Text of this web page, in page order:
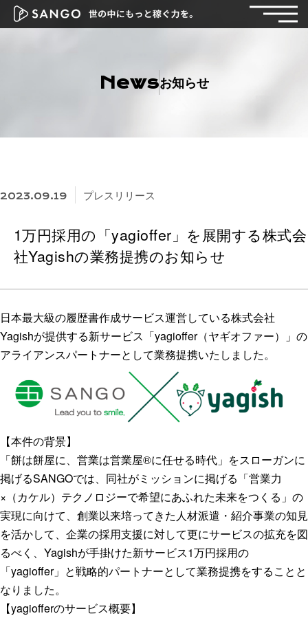
Newsお知らせ
2023.09.19 プレスリリース
1万円採用の「yagioffer」を展開する株式会
社Yagishの業務提携のお知らせ
日本最大級の履歴書作成サービス運営している株式会社
Yagishが提供する新サービス「yagioffer（ヤギオファー）」の
アライアンスパートナーとして業務提携いたしました。
【本件の背景】
「餅は餅屋に、営業は営業屋®に任せる時代」をスローガンに
掲げるSANGOでは、同社がミッションに掲げる「営業力
×（カケル）テクノロジーで希望にあふれた未来をつくる」の
実現に向けて、創業以来培ってきた人材派遣・紹介事業の知見
を活かして、企業の採用支援に対して更にサービスの拡充を図
るべく、Yagishが手掛けた新サービス1万円採用の
「yagioffer」と戦略的パートナーとして業務提携をすることと
なりました。
【yagiofferのサービス概要】